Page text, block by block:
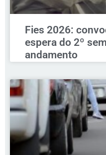
Fies 2026:
espera do 2º
andamento